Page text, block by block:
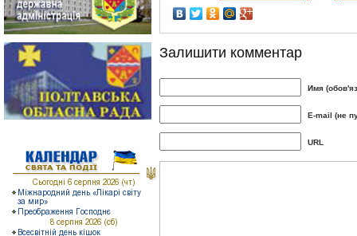
Залишити комментар
Имя
E-mail (не
URL